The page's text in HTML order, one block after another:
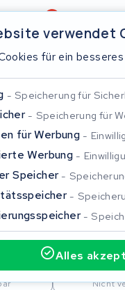
4,6/5
Marken Über
verwendet
für ein
Speicherung für
Speicherung für
für Werbung
Werbung
Speicher
AllesBatterie
Nicht
Schließen
um zu suchen